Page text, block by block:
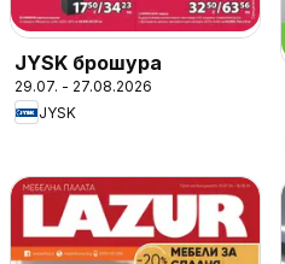
JYSK брошура
29.07. - 27.08.2026
JYSK